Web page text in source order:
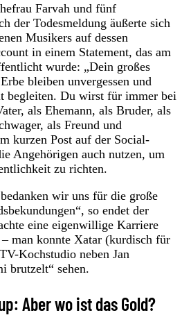
Farvah und fünf
der Todesmeldung äußerte sich
Musikers auf dessen
in einem Statement, das am
wurde: „Dein großes
bleiben unvergessen und
begleiten. Du wirst für immer bei
als Ehemann, als Bruder, als
als Freund und
kurzen Post auf der Social-
Angehörigen auch nutzen, um
zu richten.
wir uns für die große
so endet der
eine eigenwillige Karriere
man konnte Xatar (kurdisch für
Kochstudio neben Jan
brutzelt“ sehen.
Aber wo ist das Gold?